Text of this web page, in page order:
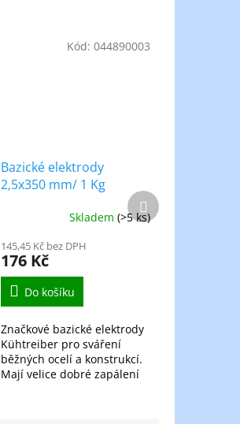
Bazické elektrody
2,5x350 mm/ 1 Kg
Skladem (>5 ks)
145,45 Kč bez DPH
176 Kč
Do košíku
Značkové bazické elektrody
Kühtreiber pro sváření
běžných ocelí a konstrukcí.
Mají velice dobré zapálení
Kód: 044890003
Další
produkt